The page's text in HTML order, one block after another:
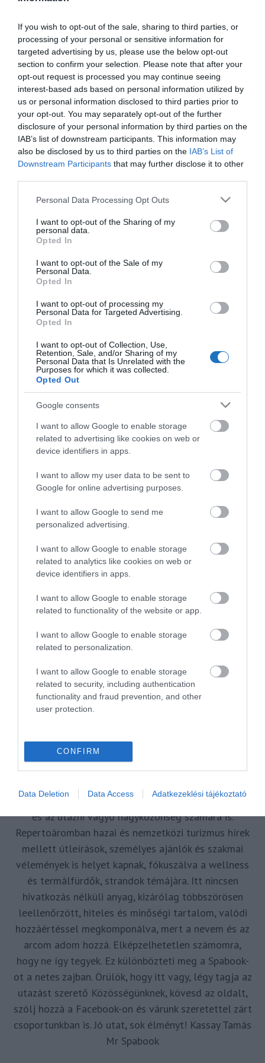
If you wish to opt-out of the sale, sharing to third parties, or
processing of your personal or sensitive information for
targeted advertising by us, please use the below opt-out
section to confirm your selection. Please note that after your
opt-out request is processed you may continue seeing
interest-based ads based on personal information utilized by
us or personal information disclosed to third parties prior to
your opt-out. You may separately opt-out of the further
disclosure of your personal information by third parties on the
IAB’s list of downstream participants. This information may
also be disclosed by us to third parties on the IAB’s List of
Downstream Participants that may further disclose it to other
Please note that this website/app uses one or more Google
not limited to your visit or usage behaviour. You may click to
grant or deny consent to Google and its third-party tags to
use your data for below specified purposes in below Google
consent section.
Personal Data Processing Opt Outs
I want to opt-out of the Sharing of my
personal data.
Opted In
I want to opt-out of the Sale of my
Personal Data.
Opted In
I want to opt-out of processing my
Personal Data for Targeted Advertising.
Opted In
I want to opt-out of Collection, Use,
Retention, Sale, and/or Sharing of my
Personal Data that Is Unrelated with the
Purposes for which it was collected.
Opted Out
Google consents
I want to allow Google to enable storage
related to advertising like cookies on web or
device identifiers in apps.
I want to allow my user data to be sent to
Google for online advertising purposes.
I want to allow Google to send me
personalized advertising.
I want to allow Google to enable storage
related to analytics like cookies on web or
device identifiers in apps.
I want to allow Google to enable storage
related to functionality of the website or app.
I want to allow Google to enable storage
related to personalization.
I want to allow Google to enable storage
related to security, including authentication
functionality and fraud prevention, and other
user protection.
CONFIRM
Data Deletion Data Access Adatkezeklési tájékoztató
OLVASS TOVÁBB
TOVÁBBI CIKKEK
HETI BÖLCSESSÉG
sújtott gyerek." Jean-Michel Maulpoix
KÖZÖSSÉGÜNK TÉGED IS VÁR!
AIRBNB AJÁNLÓ AUSZTRIA
EMIRATES
FEJLESZTÉS FÜRDŐ GYÓGYFÜRDŐ HORVÁTORSZÁG
KARANTÉN KORONAVÍRUS LÉGIKÖZLEKEDÉS
MAGYARORSZÁG MAGYARUL MISKOLC
OLASZORSZÁG PROGRAMAJÁNLÓ REPÜLŐ REPÜLŐJÁRAT
REPÜLŐTÉR RYANAIR STATISZTIKA STRAND
WIZZAIR
MR SPABOOK
Turisztikai szakértő, utazó blogger, vendégélmény
tanácsadó. Célom, hogy a kategória teremtő
forrásul és inspirációul szolgáljak a turizmus szakma
és az utazni vágyó nagyközönség számára is.
Repertoáromban hazai és nemzetközi turizmus hírek
mellett útleírások, személyes ajánlók és szakmai
vélemények is helyet kapnak, fókuszálva a wellness
és termálfürdők, strandok témájára. Itt nincsen
hivatkozás nélküli anyag, kizárólag többszörösen
leellenőrzött, hiteles és minőségi tartalom, valódi
hozzáértéssel megkomponálva, mert a nevem és az
arcom adom hozzá. Elképzelhetetlen számomra,
hogy ne így tegyek. Ez különbözteti meg a Spabook-
ot a netes zajban. Örülök, hogy itt vagy, légy tagja az
utazást szerető Közösségünknek, kövesd az oldalt,
szólj hozzá a Facebook-on és várunk szeretettel zárt
csoportunkban is. Jó utat, sok élményt! Kassay Tamás
Mr Spabook